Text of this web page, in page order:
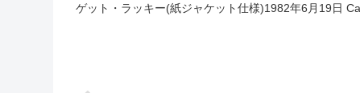
ゲット・ラッキー(紙ジャケット仕様)1982年6月19日